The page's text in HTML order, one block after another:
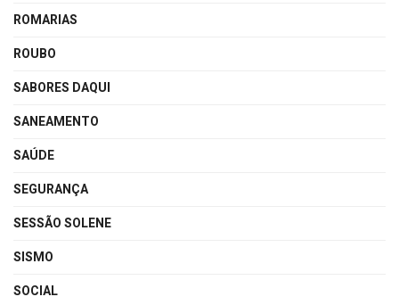
ROMARIAS
ROUBO
SABORES DAQUI
SANEAMENTO
SAÚDE
SEGURANÇA
SESSÃO SOLENE
SISMO
SOCIAL